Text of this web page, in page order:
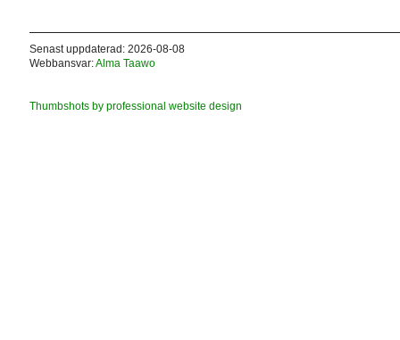
Senast uppdaterad: 2026-08-08
Webbansvar:Alma Taawo
Thumbshots by professional website design